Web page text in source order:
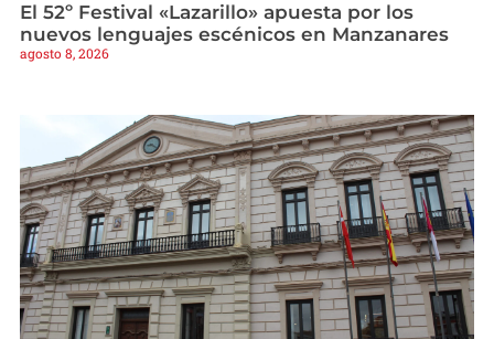
El 52º Festival «Lazarillo» apuesta por los
nuevos lenguajes escénicos en Manzanares
agosto 8, 2026